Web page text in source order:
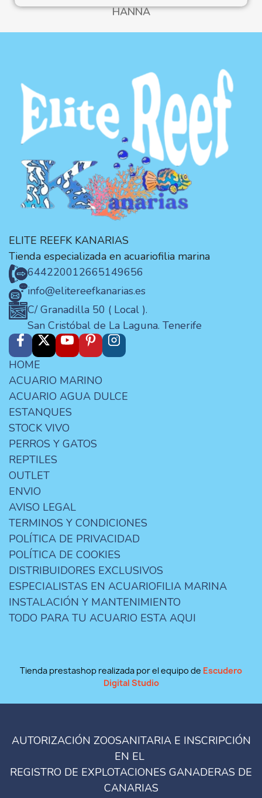
HANNA
ELITE REEFK KANARIAS
Tienda especializada en acuariofilia marina
644220012665149656
info@elitereefkanarias.es
C/ Granadilla 50 ( Local ).
San Cristóbal de La Laguna. Tenerife
HOME
ACUARIO MARINO
ACUARIO AGUA DULCE
ESTANQUES
STOCK VIVO
PERROS Y GATOS
REPTILES
OUTLET
ENVIO
AVISO LEGAL
TERMINOS Y CONDICIONES
POLÍTICA DE PRIVACIDAD
POLÍTICA DE COOKIES
DISTRIBUIDORES EXCLUSIVOS
ESPECIALISTAS EN ACUARIOFILIA MARINA
INSTALACIÓN Y MANTENIMIENTO
TODO PARA TU ACUARIO ESTA AQUI
Tienda prestashop realizada por el equipo de Escudero
Digital Studio
AUTORIZACIÓN ZOOSANITARIA E INSCRIPCIÓN
EN EL
REGISTRO DE EXPLOTACIONES GANADERAS DE
CANARIAS